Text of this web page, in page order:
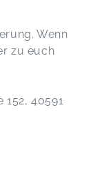
Wenn
zu euch
152, 40591